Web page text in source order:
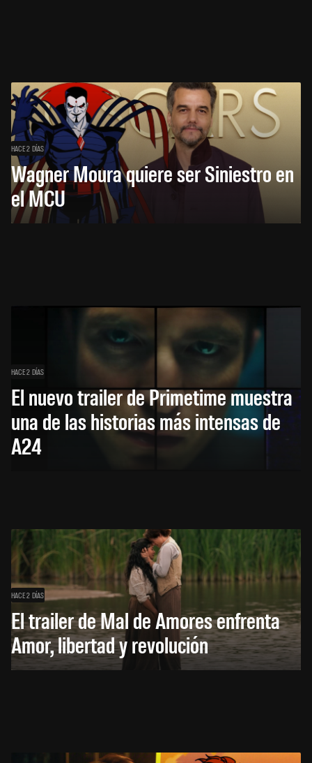
HACE 2 DÍAS
Wagner Moura quiere ser Siniestro en
el MCU
HACE 2 DÍAS
El nuevo trailer de Primetime muestra
una de las historias más intensas de
A24
HACE 2 DÍAS
El trailer de Mal de Amores enfrenta
Amor, libertad y revolución